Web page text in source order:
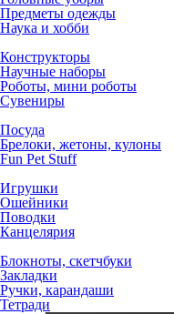
Предметы одежды
Наука и хобби
Конструкторы
Научные наборы
Роботы, мини роботы
Сувениры
Посуда
Брелоки, жетоны, кулоны
Fun Pet Stuff
Игрушки
Ошейники
Поводки
Канцелярия
Блокноты, скетчбуки
Закладки
Ручки, карандаши
Тетради